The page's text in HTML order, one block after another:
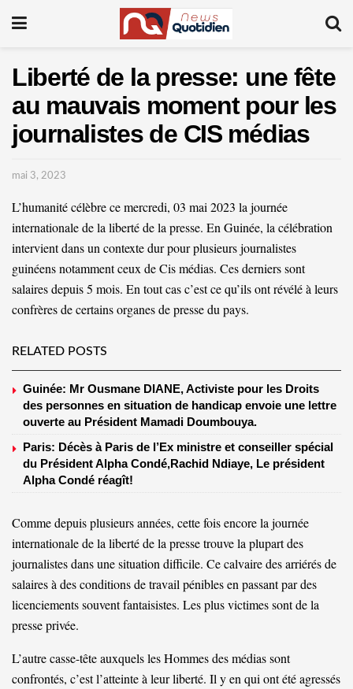
Liberté de la presse: une fête
au mauvais moment pour les
journalistes de CIS médias
mai 3, 2023
L’humanité célèbre ce mercredi, 03 mai 2023 la journée
internationale de la liberté de la presse. En Guinée, la célébration
intervient dans un contexte dur pour plusieurs journalistes
guinéens notamment ceux de Cis médias. Ces derniers sont
salaires depuis 5 mois. En tout cas c’est ce qu’ils ont révélé à leurs
confrères de certains organes de presse du pays.
RELATED POSTS
Guinée: Mr Ousmane DIANE, Activiste pour les Droits
des personnes en situation de handicap envoie une lettre
ouverte au Président Mamadi Doumbouya.
Paris: Décès à Paris de l’Ex ministre et conseiller spécial
du Président Alpha Condé,Rachid Ndiaye, Le président
Alpha Condé réagît!
Comme depuis plusieurs années, cette fois encore la journée
internationale de la liberté de la presse trouve la plupart des
journalistes dans une situation difficile. Ce calvaire des arriérés de
salaires à des conditions de travail pénibles en passant par des
licenciements souvent fantaisistes. Les plus victimes sont de la
presse privée.
L’autre casse-tête auxquels les Hommes des médias sont
confrontés, c’est l’atteinte à leur liberté. Il y en qui ont été agressés